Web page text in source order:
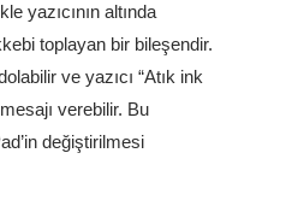
yazıcının altında
toplayan bir bileşendir.
ve yazıcı “Atık ink
verebilir. Bu
değiştirilmesi